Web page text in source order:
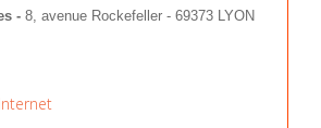
- 8, avenue Rockefeller - 69373 LYON